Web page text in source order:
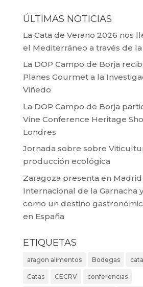
ÚLTIMAS NOTICIAS
La Cata de Verano 2026 nos
el Mediterráneo a través de la
La DOP Campo de Borja
Planes Gourmet a la
Viñedo
La DOP Campo de Borja
Vine Conference Heritage
Londres
Jornada sobre sobre
producción ecológica
Zaragoza presenta en Madrid
Internacional de la Garnacha
como un destino
en España
ETIQUETAS
aragon alimentos Bodegas
Catas CECRV conferencias